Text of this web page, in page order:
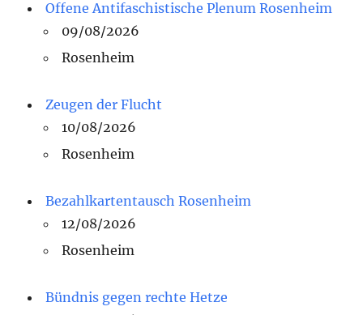
Offene Antifaschistische Plenum Rosenheim
09/08/2026
Rosenheim
Zeugen der Flucht
10/08/2026
Rosenheim
Bezahlkartentausch Rosenheim
12/08/2026
Rosenheim
Bündnis gegen rechte Hetze